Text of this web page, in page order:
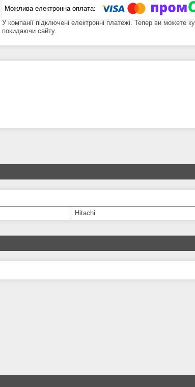
У компанії підключені електронні платежі. Тепер ви можете
покидаючи сайту.
Hitachi